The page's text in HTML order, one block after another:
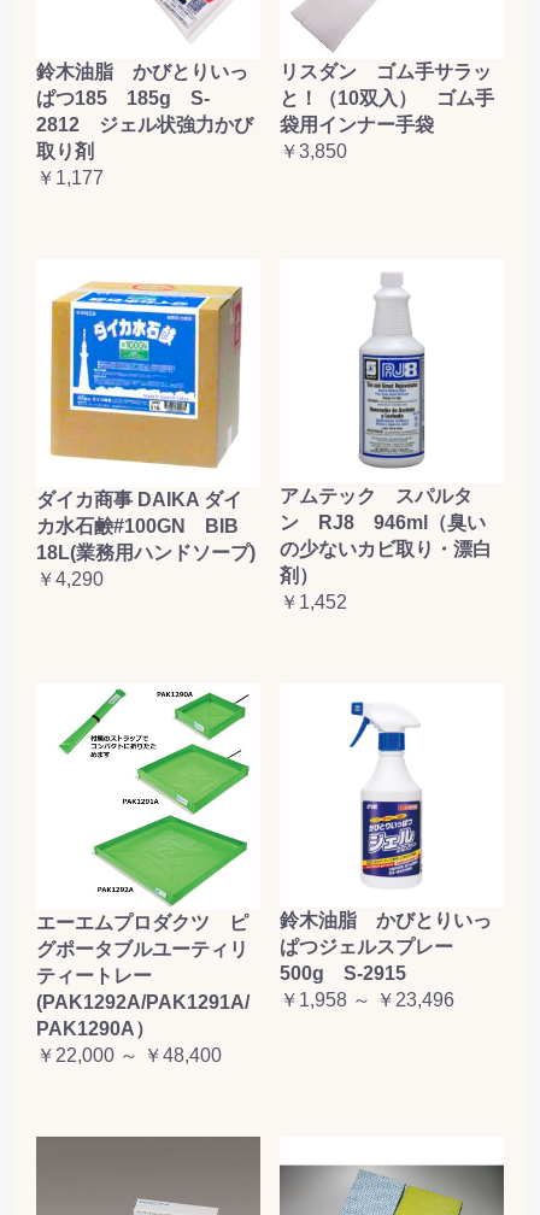
鈴木油脂 かびとりいっ
ぱつ185 185g S-
2812 ジェル状強力かび
取り剤
￥1,177
リスダン ゴム手サラッ
と！（10双入） ゴム手
袋用インナー手袋
￥3,850
ダイカ商事 DAIKA ダイ
カ水石鹸#100GN BIB
18L(業務用ハンドソープ)
￥4,290
アムテック スパルタ
ン RJ8 946ml（臭い
の少ないカビ取り・漂白
剤）
￥1,452
エーエムプロダクツ ピ
グポータブルユーティリ
ティートレー
(PAK1292A/PAK1291A/
PAK1290A）
￥22,000 ～ ￥48,400
鈴木油脂 かびとりいっ
ぱつジェルスプレー
500g S-2915
￥1,958 ～ ￥23,496